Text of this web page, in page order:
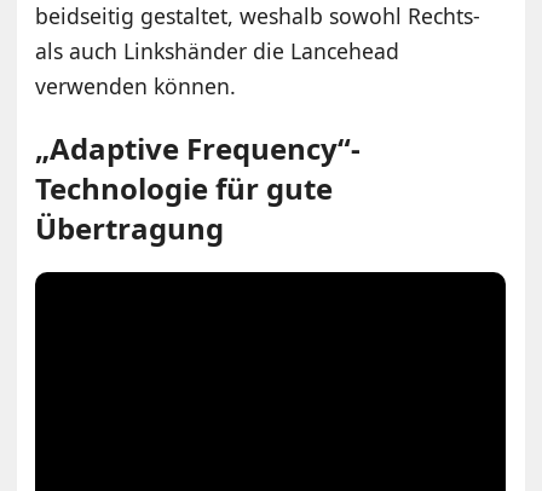
beidseitig gestaltet, weshalb sowohl Rechts-
als auch Linkshänder die Lancehead
verwenden können.
„Adaptive Frequency“-
Technologie für gute
Übertragung